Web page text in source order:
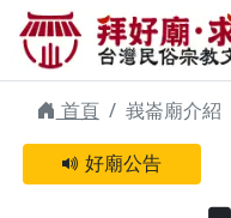
峩崙廟 | 拜好
緣的信仰
首頁
峩崙廟介紹
好廟公告